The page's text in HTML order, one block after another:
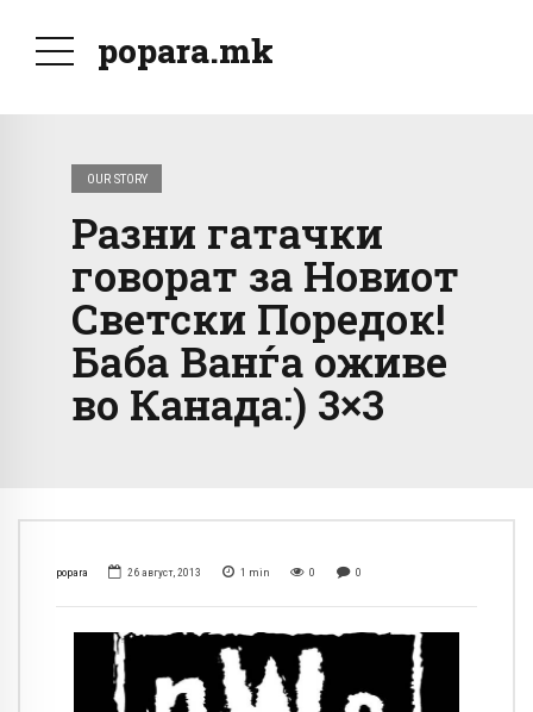
popara.mk
OUR STORY
Разни гатачки
говорат за Новиот
Светски Поредок!
Баба Ванѓа оживе
во Канада:) 3×3
popara 26 август, 2013 1 min 0 0